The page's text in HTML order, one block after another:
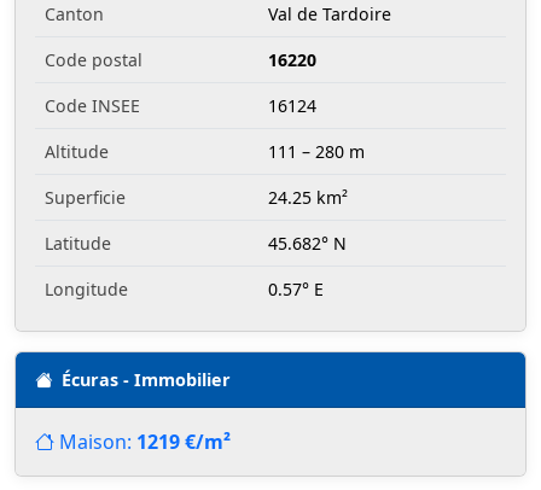
Canton
Val de Tardoire
Code postal
16220
Code INSEE
16124
Altitude
111 – 280 m
Superficie
24.25 km²
Latitude
45.682° N
Longitude
0.57° E
Écuras - Immobilier
Maison: 1219 €/m²